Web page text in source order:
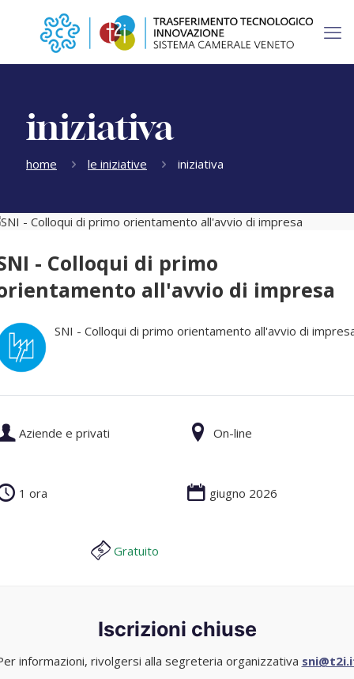
iniziativa
home le iniziative iniziativa
- Colloqui di primo
all'avvio di impresa
SNI - Colloqui di primo orientamento all'avvio di
Aziende e privati On-line
1 ora giugno 2026
Gratuito
Iscrizioni chiuse
informazioni, rivolgersi alla segreteria organizzativa